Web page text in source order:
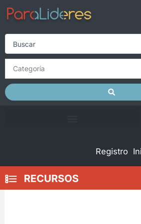
Skip
content
Search
Registro